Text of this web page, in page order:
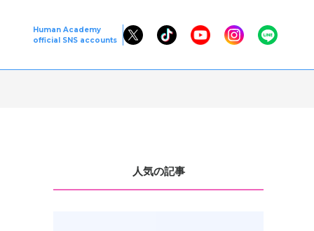
Human Academy
official SNS accounts
人気の記事